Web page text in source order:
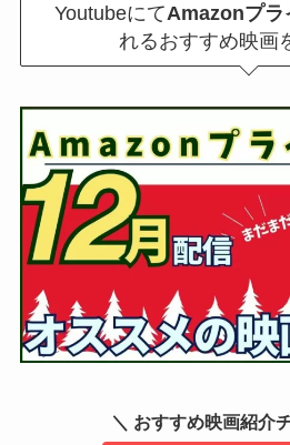
YoutubeにてAmazonプラ
れるおすすめ映画
＼ おすすめ映画紹介